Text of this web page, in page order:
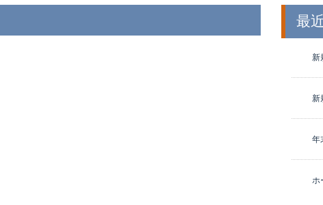
最
新
新
年
ホ